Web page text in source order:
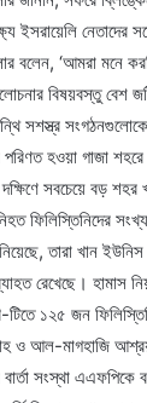
ইসরায়েলি
বলেন, ‘আমরা মনে
বিষয়বস্তু বেশ
সশস্ত্র সংগঠনগুলোকে
পরিণত হওয়া গাজা
সবচেয়ে বড়
ফিলিস্তিনিদের
তারা খান ইউনিস
রেখেছে। হামাস
১২৫ জন
ও আল-মাগহাজি
সংস্থা এএফপিকে